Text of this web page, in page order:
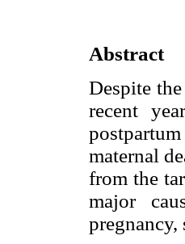
Abstract
Despite
recent
maternal
from the
major
pregnancy,